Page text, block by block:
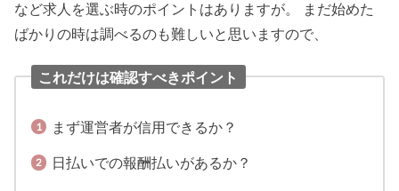
など求人を選ぶ時のポイントはありますが。 まだ始めた
ばかりの時は調べるのも難しいと思いますので、
これだけは確認すべきポイント
まず運営者が信用できるか？
日払いでの報酬払いがあるか？